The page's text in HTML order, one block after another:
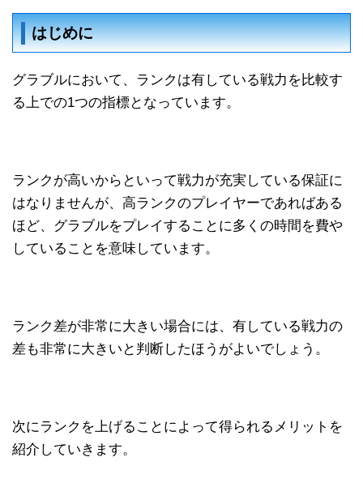
はじめに
グラブルにおいて、ランクは有している戦力を比較す
る上での1つの指標となっています。
ランクが高いからといって戦力が充実している保証に
はなりませんが、高ランクのプレイヤーであればある
ほど、グラブルをプレイすることに多くの時間を費や
していることを意味しています。
ランク差が非常に大きい場合には、有している戦力の
差も非常に大きいと判断したほうがよいでしょう。
次にランクを上げることによって得られるメリットを
紹介していきます。